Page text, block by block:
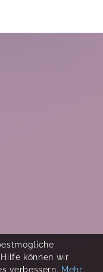
können wir
verbessern. Mehr